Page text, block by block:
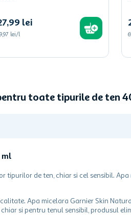
,99 lei
lei/l
toate tipurile de ten
ml
de ten, chiar si cel sensibil. Apa
Apa micelara Garnier Skin
si pentru tenul sensibil, produsul